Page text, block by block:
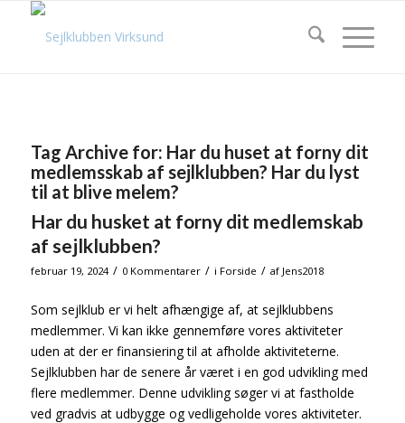
Tag Archive for: Har du huset at forny dit
medlemsskab af sejlklubben? Har du lyst
til at blive melem?
Har du husket at forny dit medlemskab
af sejlklubben?
februar 19, 2024 / 0 Kommentarer / i Forside / af Jens2018
Som sejlklub er vi helt afhængige af, at sejlklubbens
medlemmer. Vi kan ikke gennemføre vores aktiviteter
uden at der er finansiering til at afholde aktiviteterne.
Sejlklubben har de senere år været i en god udvikling med
flere medlemmer. Denne udvikling søger vi at fastholde
ved gradvis at udbygge og vedligeholde vores aktiviteter.